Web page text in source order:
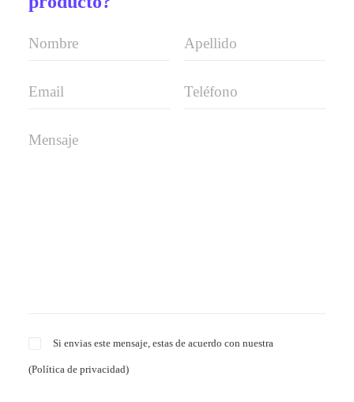
Si envias este mensaje, estas de acuerdo con nuestra
(Política de privacidad)